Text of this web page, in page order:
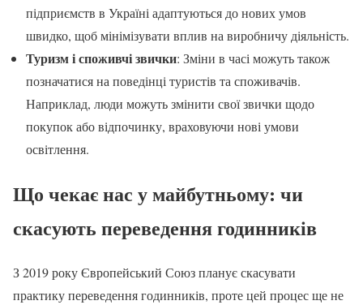
підприємств в Україні адаптуються до нових умов
швидко, щоб мінімізувати вплив на виробничу діяльність.
Туризм і споживчі звички: Зміни в часі можуть також
позначатися на поведінці туристів та споживачів.
Наприклад, люди можуть змінити свої звички щодо
покупок або відпочинку, враховуючи нові умови
освітлення.
Що чекає нас у майбутньому: чи
скасують переведення годинників
З 2019 року Європейський Союз планує скасувати
практику переведення годинників, проте цей процес ще не